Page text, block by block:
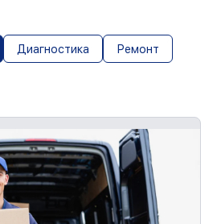
Диагностика Ремонт